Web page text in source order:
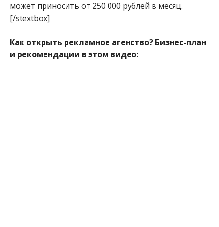
может приносить от 250 000 рублей в месяц.
[/stextbox]
Как открыть рекламное агенство? Бизнес-план
и рекомендации в этом видео: